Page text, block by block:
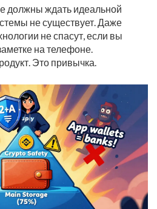
должны ждать идеальной
не существует. Даже
не спасут, если вы
на телефоне.
Это привычка.